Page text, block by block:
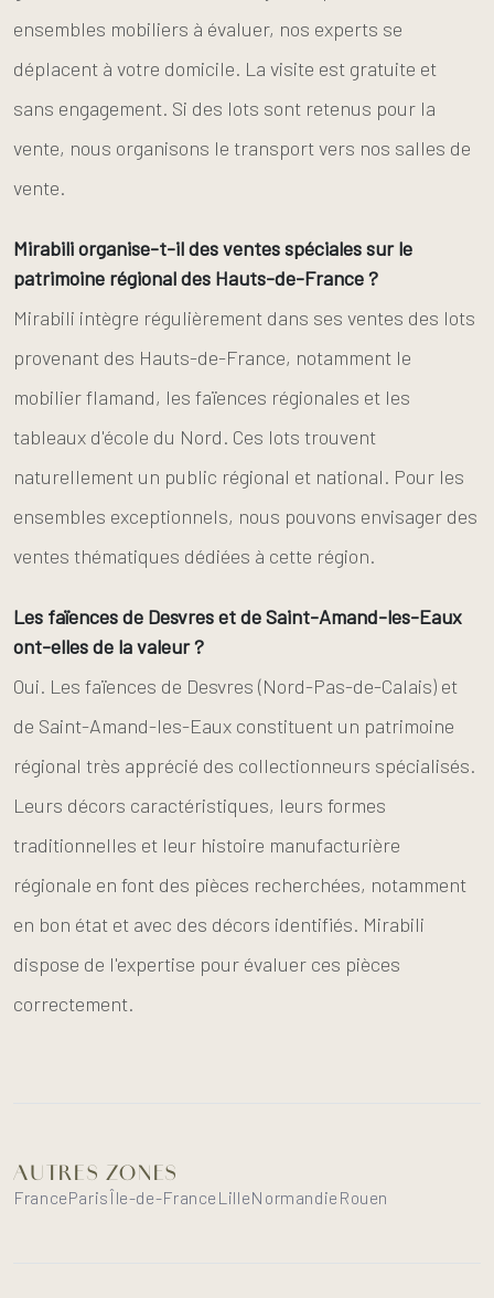
ensembles mobiliers à évaluer, nos experts se
déplacent à votre domicile. La visite est gratuite et
sans engagement. Si des lots sont retenus pour la
vente, nous organisons le transport vers nos salles de
vente.
Mirabili organise-t-il des ventes spéciales sur le
patrimoine régional des Hauts-de-France ?
Mirabili intègre régulièrement dans ses ventes des lots
provenant des Hauts-de-France, notamment le
mobilier flamand, les faïences régionales et les
tableaux d'école du Nord. Ces lots trouvent
naturellement un public régional et national. Pour les
ensembles exceptionnels, nous pouvons envisager des
ventes thématiques dédiées à cette région.
Les faïences de Desvres et de Saint-Amand-les-Eaux
ont-elles de la valeur ?
Oui. Les faïences de Desvres (Nord-Pas-de-Calais) et
de Saint-Amand-les-Eaux constituent un patrimoine
régional très apprécié des collectionneurs spécialisés.
Leurs décors caractéristiques, leurs formes
traditionnelles et leur histoire manufacturière
régionale en font des pièces recherchées, notamment
en bon état et avec des décors identifiés. Mirabili
dispose de l'expertise pour évaluer ces pièces
correctement.
AUTRES ZONES
FranceParisÎle-de-France LilleNormandie Rouen